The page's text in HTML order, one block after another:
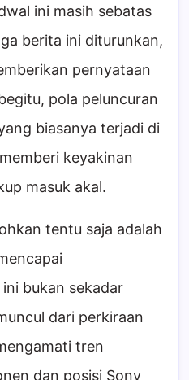
ini masih sebatas
berita ini diturunkan,
pernyataan
pola peluncuran
biasanya terjadi di
keyakinan
masuk akal.
tentu saja adalah
bukan sekadar
dari perkiraan
tren
dan posisi Sony